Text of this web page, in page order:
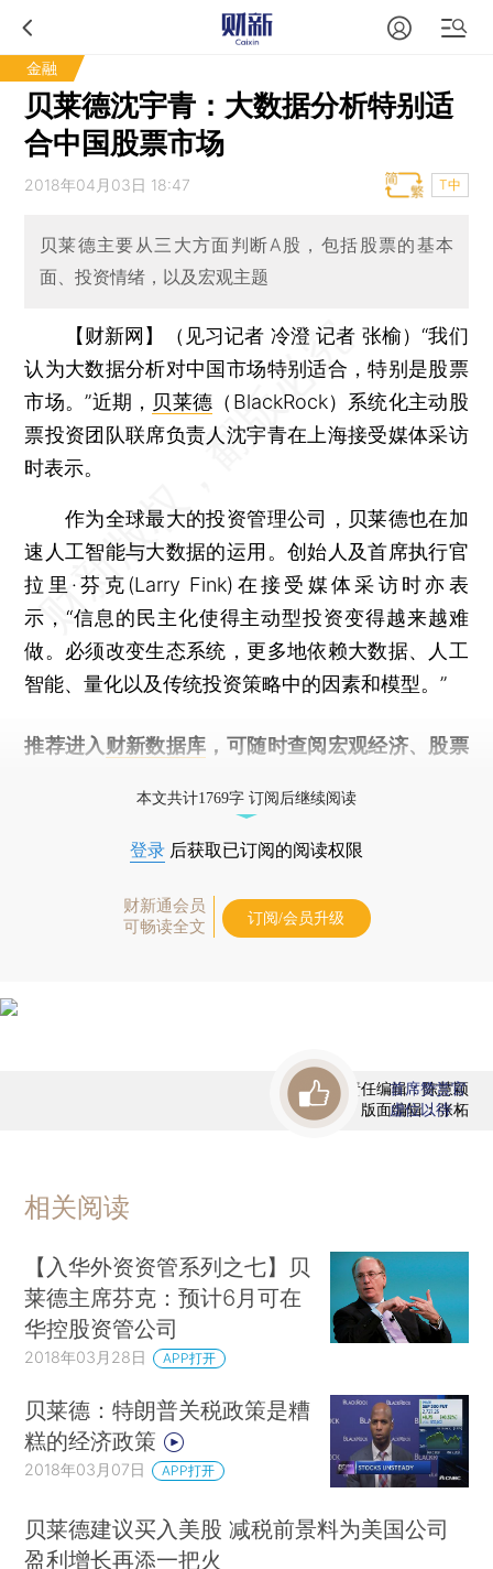
金融
贝莱德沈宇青：大数据分析特别适
合中国股票市场
2018年04月03日 18:47 T中
贝莱德主要从三大方面判断A股，包括股票的基本
面、投资情绪，以及宏观主题
【财新网】（见习记者 冷澄 记者 张榆）“我们
认为大数据分析对中国市场特别适合，特别是股票
市场。”近期， 贝莱德 （BlackRock）系统化主动股
票投资团队联席负责人沈宇青在上海接受媒体采访
时表示。
作为全球最大的投资管理公司，贝莱德也在加
速人工智能与大数据的运用。创始人及首席执行官
拉里·芬克(Larry Fink)在接受媒体采访时亦表
示，“信息的民主化使得主动型投资变得越来越难
做。必须改变生态系统，更多地依赖大数据、人工
智能、量化以及传统投资策略中的因素和模型。”
推荐进入 财新数据库 ，可随时查阅宏观经济、股票
本文共计1769字 订阅后继续阅读
登录 后获取已订阅的阅读权限
财新通会员
可畅读全文
订阅/会员升级
责任编辑：陈慧颖
版面编辑：张柘
首席赞赏官
虚位以待
相关阅读
【入华外资资管系列之七】贝
莱德主席芬克：预计6月可在
华控股资管公司
2018年03月28日 APP打开
贝莱德：特朗普关税政策是糟
糕的经济政策
2018年03月07日 APP打开
贝莱德建议买入美股 减税前景料为美国公司
盈利增长再添一把火